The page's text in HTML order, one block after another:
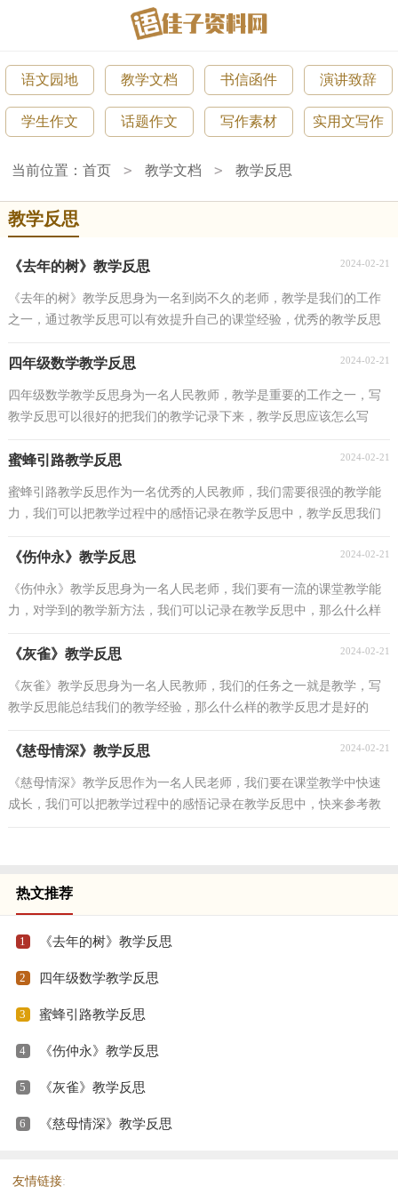
语文园地 教学文档 书信函件 演讲致辞
学生作文 话题作文 写作素材 实用文写作
当前位置：首页 > 教学文档 > 教学反思
教学反思
《去年的树》教学反思 2024-02-21
《去年的树》教学反思身为一名到岗不久的老师，教学是我们的工作
之一，通过教学反思可以有效提升自己的课堂经验，优秀的教学反思
四年级数学教学反思 2024-02-21
四年级数学教学反思身为一名人民教师，教学是重要的工作之一，写
教学反思可以很好的把我们的教学记录下来，教学反思应该怎么写
蜜蜂引路教学反思 2024-02-21
蜜蜂引路教学反思作为一名优秀的人民教师，我们需要很强的教学能
力，我们可以把教学过程中的感悟记录在教学反思中，教学反思我们
《伤仲永》教学反思 2024-02-21
《伤仲永》教学反思身为一名人民老师，我们要有一流的课堂教学能
力，对学到的教学新方法，我们可以记录在教学反思中，那么什么样
《灰雀》教学反思 2024-02-21
《灰雀》教学反思身为一名人民教师，我们的任务之一就是教学，写
教学反思能总结我们的教学经验，那么什么样的教学反思才是好的
《慈母情深》教学反思 2024-02-21
《慈母情深》教学反思作为一名人民老师，我们要在课堂教学中快速
成长，我们可以把教学过程中的感悟记录在教学反思中，快来参考教
热文推荐
1 《去年的树》教学反思
2 四年级数学教学反思
3 蜜蜂引路教学反思
4 《伤仲永》教学反思
5 《灰雀》教学反思
6 《慈母情深》教学反思
友情链接: